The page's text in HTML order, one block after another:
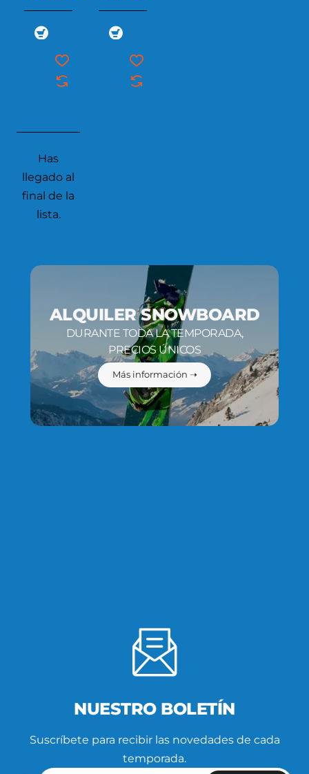
Has
llegado al
final de la
lista.
ALQUILER SNOWBOARD
DURANTE TODA LA TEMPORADA,
PRECIOS ÚNICOS
Más información ➝
NUESTRO BOLETÍN
Suscríbete para recibir las novedades de cada
temporada.